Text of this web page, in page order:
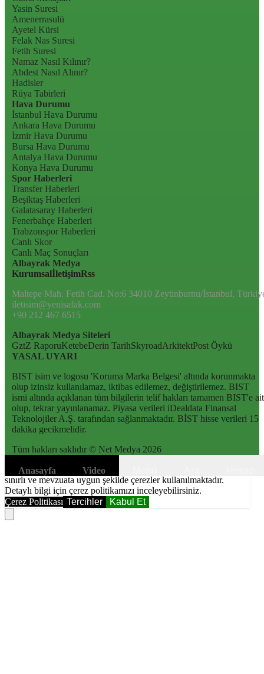
Yasin Suresi
Amenerrasulü
Ayetel Kürsi
Felak Nas Suresi
Fetih Suresi
Namaz Nasıl Kılınır?
Abdest Nasıl Alınır?
Hadisler
Rüya Tabirleri
Hava Durumu
İstanbul Hava Durumu
Ankara Hava Durumu
İzmir Hava Durumu
Bursa Hava Durumu
Antalya Hava Durumu
Konya Hava Durumu
Spor Haberleri
Transfer Haberleri
Beşiktaş Haberleri
Galatasaray Haberleri
Fenerbahçe Haberleri
Trabzonspor Haberleri
Canlı Skor
Canlı Maç Sonuçları
Albayrak Medya
KurumsalİletişimRss
Maltepe Mah. Fetih Cad. No:6 34010 Zeytinburnu/İstanbul,
iletisim@yenisafak.com
+90 212 467 6515
Albayrak Medya Siteleri
GztZ RaporuKetebeDerin TarihSkyroadArkitektPost Öykü
YASAL UYARI
BIST isim ve logosu 'Koruma Marka Belgesi' altında korunmakta
olup izinsiz kullanılamaz, iktibas edilemez, değiştirilemez. BIST
ismi altında açıklanan tüm bilgilerin telif hakları tamamen BIST'e ait
olup, tekrar yayınlanamaz. Piyasa verileri iDealdata Finansal
Teknolojiler A.Ş. tarafından sağlanmaktadır. BİST hisse verileri 15
dakika gecikmelidir.
Tüm hakları saklıdır © Net Medya 2026
Anasayfa Video
6698 sayılı Kişisel Verilerin Korunması Kanunundaki amaçlar ile
sınırlı ve mevzuata uygun şekilde çerezler kullanılmaktadır.
Detaylı bilgi için çerez politikamızı inceleyebilirsiniz.
Çerez Politikası Tercihler Kabul Et